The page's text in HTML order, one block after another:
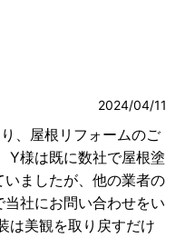
2024/04/11
、屋根リフォームのご
Y様は既に数社で屋根塗
ましたが、他の業者の
社にお問い合わせをい
は美観を取り戻すだけ